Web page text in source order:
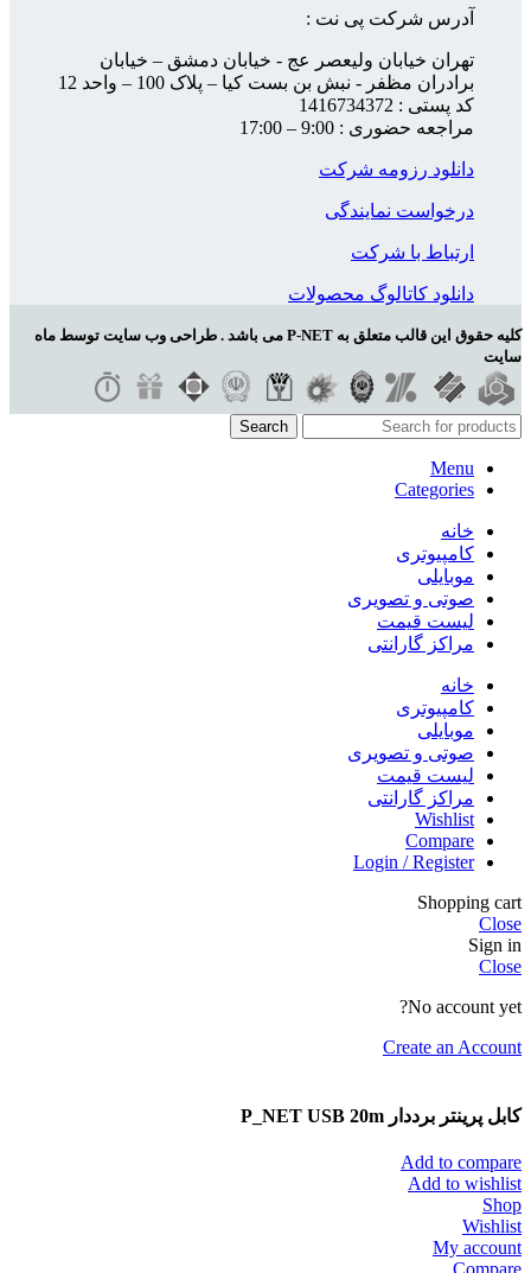
آدرس شرکت پی نت :
تهران خیابان ولیعصر عج - خیابان دمشق – خیابان
برادران مظفر - نبش بن بست کیا – پلاک 100 – واحد 12
کد پستی : 1416734372
مراجعه حضوری : 9:00 – 17:00
دانلود رزومه شرکت
درخواست نمایندگی
ارتباط با شرکت
دانلود کاتالوگ محصولات
کلیه حقوق این قالب متعلق به P-NET می باشد . طراحی وب سایت توسط ماه
سایت
Search
Menu
Categories
خانه
کامپیوتری
موبایلی
صوتی و تصویری
لیست قیمت
مراکز گارانتی
خانه
کامپیوتری
موبایلی
صوتی و تصویری
لیست قیمت
مراکز گارانتی
Wishlist
Compare
Login / Register
Shopping cart
Close
Sign in
Close
No account yet?
Create an Account
کابل پرینتر برددار P_NET USB 20m
Add to compare
Add to wishlist
Shop
Wishlist
My account